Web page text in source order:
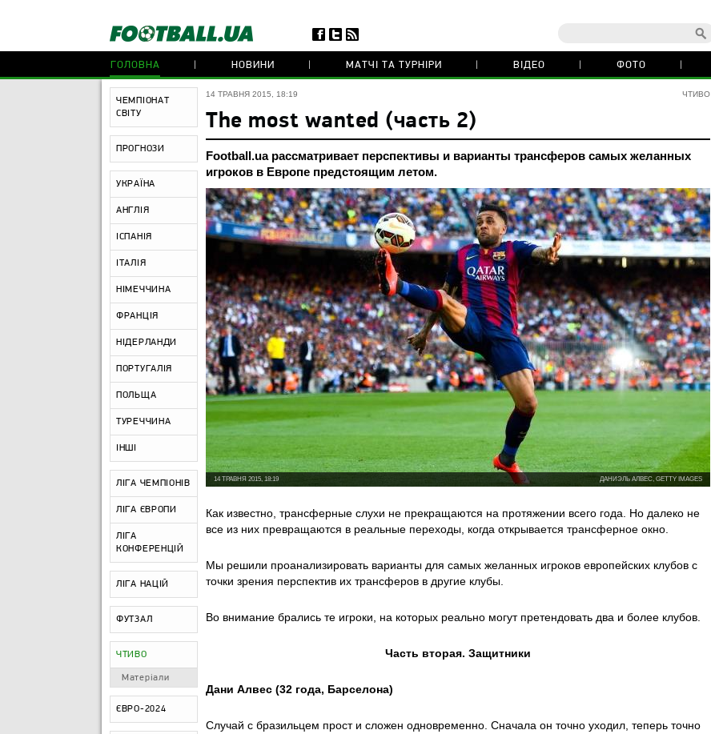
ГОЛОВНА НОВИНИ МАТЧІ ТА ТУРНІРИ ВІДЕО ФОТО
ЧЕМПІОНАТ
СВІТУ
ПРОГНОЗИ
УКРАЇНА
АНГЛІЯ
ІСПАНІЯ
ІТАЛІЯ
НІМЕЧЧИНА
ФРАНЦІЯ
НІДЕРЛАНДИ
ПОРТУГАЛІЯ
ПОЛЬЩА
ТУРЕЧЧИНА
ІНШІ
ЛІГА ЧЕМПІОНІВ
ЛІГА ЄВРОПИ
ЛІГА
КОНФЕРЕНЦІЙ
ЛІГА НАЦІЙ
ФУТЗАЛ
ЧТИВО
Матеріали
ЄВРО-2024
ЧТИВО
14 ТРАВНЯ 2015, 18:19
The most wanted (часть 2)
Football.ua рассматривает перспективы и варианты трансферов самых желанных
игроков в Европе предстоящим летом.
ДАНИЭЛЬ АЛВЕС, GETTY IMAGES
14 ТРАВНЯ 2015, 18:19
Как известно, трансферные слухи не прекращаются на протяжении всего года. Но далеко не
все из них превращаются в реальные переходы, когда открывается трансферное окно.
Мы решили проанализировать варианты для самых желанных игроков европейских клубов с
точки зрения перспектив их трансферов в другие клубы.
Во внимание брались те игроки, на которых реально могут претендовать два и более клубов.
Часть вторая. Защитники
Дани Алвес (32 года, Барселона)
Случай с бразильцем прост и сложен одновременно. Сначала он точно уходил, теперь точно